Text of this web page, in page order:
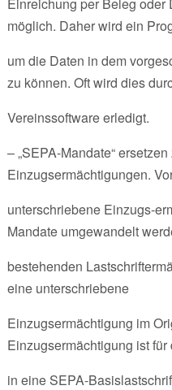
möglich. Daher wird ein
um die Daten in dem
zu können. Oft wird dies
Vereinssoftware erledigt.
– „SEPA-Mandate“
Einzugsermächtigungen.
unterschriebene Einzugs-
Mandate umgewandelt
bestehenden
eine unterschriebene
Einzugsermächtigung im
Einzugsermächtigung ist
in eine SEPA-